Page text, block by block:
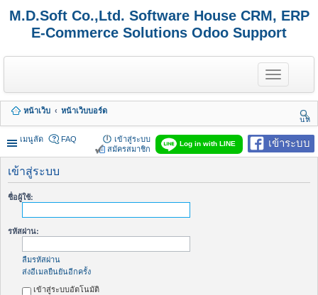
M.D.Soft Co.,Ltd. Software House CRM, ERP
E-Commerce Solutions Odoo Support
T
o
g
e
n
a
v
g
หน้าเว็บ
หน้าเว็บบอร์ด
นห
า
เมนูลัด
เข้าระบบ
Log in with LINE
FAQ
เข้าสู่ระบบ
สมัครสมาชิก
เข้าสู่ระบบ
ชื่อผู้ใช้:
รหัสผ่าน:
ลืมรหัสผ่าน
ส่งอีเมลยืนยันอีกครั้ง
เข้าสู่ระบบอัตโนมัติ